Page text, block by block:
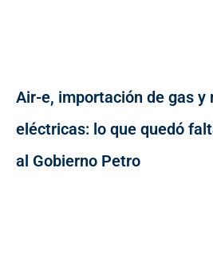
Air-e, importación de gas y
eléctricas: lo que quedó
al Gobierno Petro